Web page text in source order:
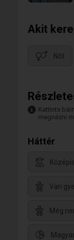
Akit
Nőt
Kattints
megnézni
Háttér
Van
Még